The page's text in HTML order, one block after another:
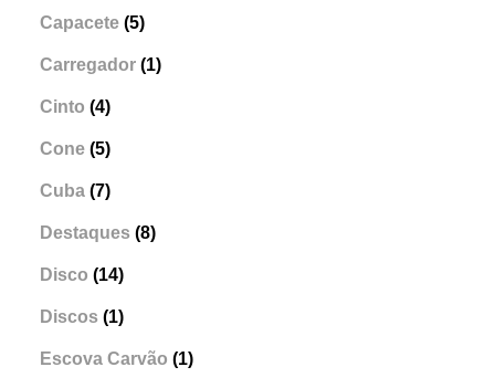
Capacete (5)
Carregador (1)
Cinto (4)
Cone (5)
Cuba (7)
Destaques (8)
Disco (14)
Discos (1)
Escova Carvão (1)